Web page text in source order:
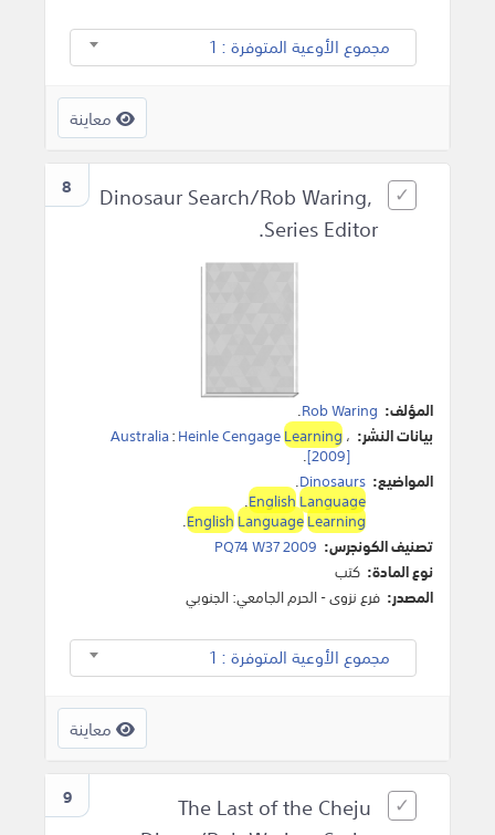
مجموع الأوعية المتوفرة : 1
معاينة
8
Dinosaur Search/Rob Waring,
Series Editor.
المؤلف: Rob Waring
.
بيانات النشر:
Australia:Heinle CengageLearning،
[2009]
.
المواضيع: Dinosaurs
.
EnglishLanguage
.
EnglishLanguageLearning
.
تصنيف الكونجرس: PQ74 W37 2009
نوع المادة: كتب
المصدر: فرع نزوى - الحرم الجامعي: الجنوبي
مجموع الأوعية المتوفرة : 1
معاينة
9
The Last of the Cheju